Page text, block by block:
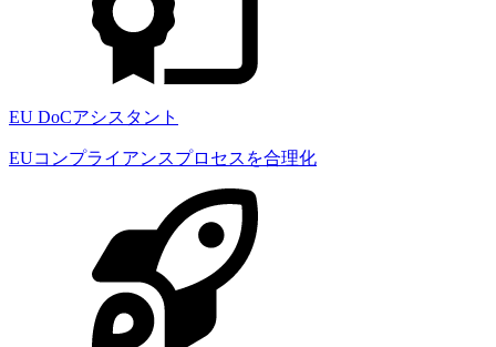
EU DoCアシスタント
EUコンプライアンスプロセスを合理化